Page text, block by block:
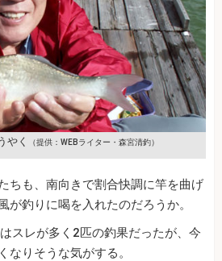
やく （提供：WEBライター・森宮清釣）
ちも、南向きで割合快調に竿を曲げ
が釣りに喝を入れたのだろうか。
スレが多く2匹の釣果だったが、今
なりそうな気がする。